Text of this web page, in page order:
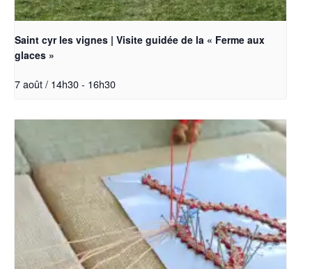
Saint cyr les vignes | Visite guidée de la « Ferme aux
glaces »
7 août / 14h30- 16h30